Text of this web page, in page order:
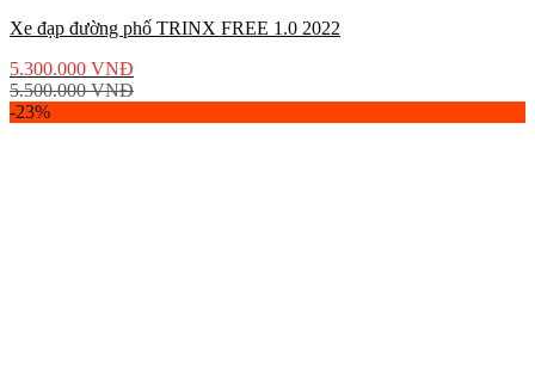
Xe đạp đường phố TRINX FREE 1.0 2022
5.300.000 VNĐ
5.500.000VNĐ
-23%